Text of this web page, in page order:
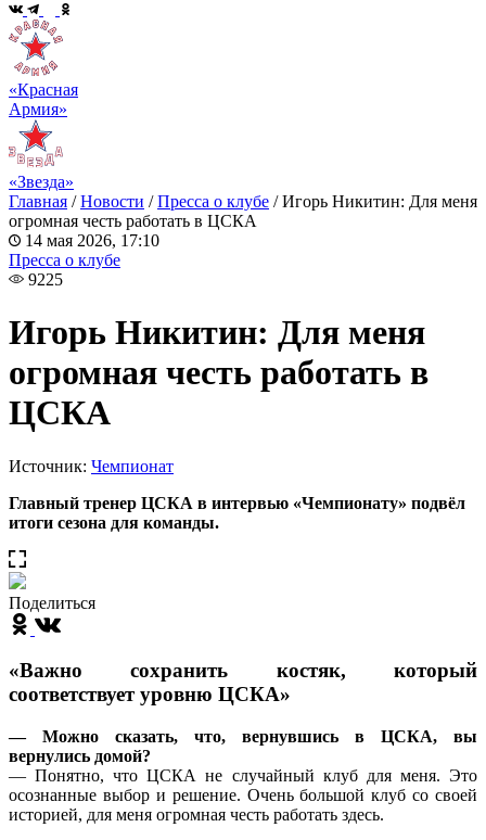
«Красная
Армия»
«Звезда»
Главная /Новости /Пресса о клубе /Игорь Никитин: Для меня
огромная честь работать в ЦСКА
14 мая 2026, 17:10
Пресса о клубе
9225
Игорь Никитин: Для меня
огромная честь работать в
ЦСКА
Источник: Чемпионат
Главный тренер ЦСКА в интервью «Чемпионату» подвёл
итоги сезона для команды.
Поделиться
«Важно сохранить костяк, который
соответствует уровню ЦСКА»
— Можно сказать, что, вернувшись в ЦСКА, вы
вернулись домой?
— Понятно, что ЦСКА не случайный клуб для меня. Это
осознанные выбор и решение. Очень большой клуб со своей
историей, для меня огромная честь работать здесь.